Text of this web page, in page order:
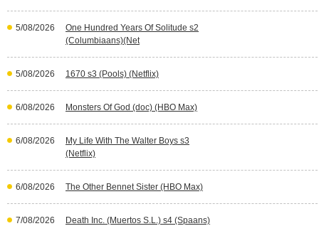
5/08/2026
One Hundred Years Of Solitude s2
(Columbiaans)(Net
5/08/2026 1670 s3 (Pools) (Netflix)
6/08/2026 Monsters Of God (doc) (HBO Max)
6/08/2026
My Life With The Walter Boys s3
(Netflix)
6/08/2026 The Other Bennet Sister (HBO Max)
7/08/2026
Death Inc. (Muertos S.L.) s4 (Spaans)